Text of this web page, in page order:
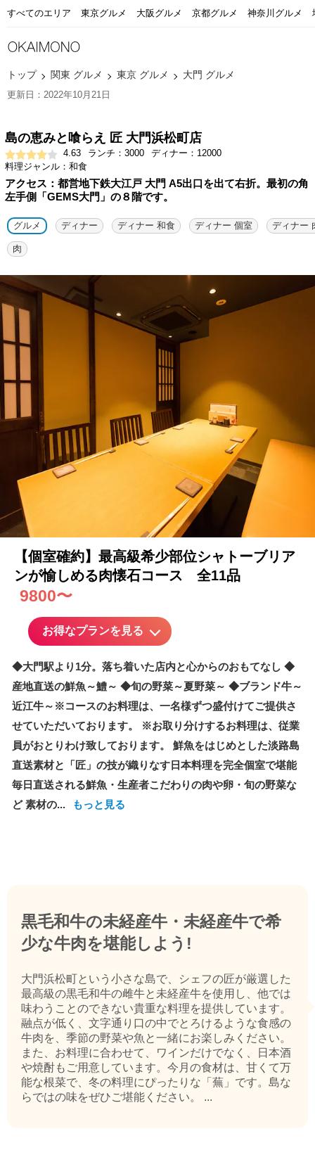
すべてのエリア 東京グルメ 大阪グルメ 京都グルメ 神奈川グルメ
トップ 関東 グルメ 東京 グルメ 大門 グルメ
更新日：2022年10月21日
島の恵みと喰らえ 匠 大門浜松町店
4.63 ランチ：3000
ディナー：12000
料理ジャンル：和食
アクセス：都営地下鉄大江戸 大門 A5出口を出て右折。最初の角
左手側「GEMS大門」の８階です。
グルメ ディナー ディナー 和食 ディナー 個室 ディナー
肉
【個室確約】最高級希少部位シャトーブリア
ンが愉しめる肉懐石コース 全11品
9800〜
お得なプランを見る
◆大門駅より1分。落ち着いた店内と心からのおもてなし ◆
産地直送の鮮魚～鱧～ ◆旬の野菜～夏野菜～ ◆ブランド牛～
近江牛～※コースのお料理は、一名様ずつ盛付けてご提供さ
せていただいております。 ※お取り分けするお料理は、従業
員がおとりわけ致しております。 鮮魚をはじめとした淡路島
直送素材と「匠」の技が織りなす日本料理を完全個室で堪能
毎日直送される鮮魚・生産者こだわりの肉や卵・旬の野菜な
ど 素材の...
もっと見る
黒毛和牛の未経産牛・未経産牛で希
少な牛肉を堪能しよう!
大門浜松町という小さな島で、シェフの匠が厳選した
最高級の黒毛和牛の雌牛と未経産牛を使用し、他では
味わうことのできない貴重な料理を提供しています。
融点が低く、文字通り口の中でとろけるような食感の
牛肉を、季節の野菜や魚と一緒にお楽しみください。
また、お料理に合わせて、ワインだけでなく、日本酒
や焼酎もご用意しています。今月の食材は、甘くて万
能な根菜で、冬の料理にぴったりな「蕪」です。島な
らではの味をぜひご堪能ください。 ...